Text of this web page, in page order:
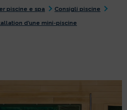
piscine e spa
Consigli piscine
d’une mini-piscine